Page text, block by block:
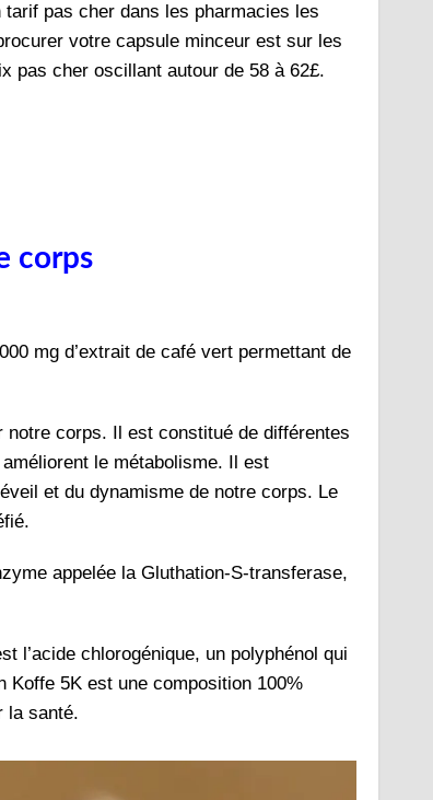
pas cher dans les pharmacies les
votre capsule minceur est sur les
pas cher oscillant autour de 58 à 62£.
corps
mg d’extrait de café vert permettant de
notre corps. Il est constitué de différentes
le métabolisme. Il est
et du dynamisme de notre corps. Le
appelée la Gluthation-S-transferase,
l’acide chlorogénique, un polyphénol qui
Koffe 5K est une composition 100%
la santé.